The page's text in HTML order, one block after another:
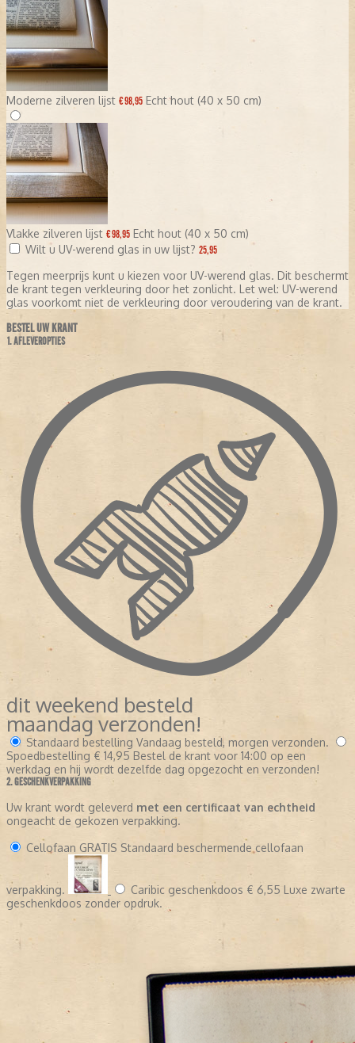
Moderne zilveren lijst € 98,95 Echt hout (40 x 50 cm)
Vlakke zilveren lijst € 98,95 Echt hout (40 x 50 cm)
Wilt u UV-werend glas in uw lijst? 25,95
Tegen meerprijs kunt u kiezen voor UV-werend glas. Dit beschermt
de krant tegen verkleuring door het zonlicht. Let wel: UV-werend
glas voorkomt niet de verkleuring door veroudering van de krant.
BESTEL UW KRANT
1. AFLEVEROPTIES
dit weekend besteld
maandag verzonden!
Standaard bestelling Vandaag besteld, morgen verzonden.
Spoedbestelling € 14,95 Bestel de krant voor 14:00 op een
werkdag en hij wordt dezelfde dag opgezocht en verzonden!
2. GESCHENKVERPAKKING
Uw krant wordt geleverd met een certificaat van echtheid
ongeacht de gekozen verpakking.
Cellofaan GRATIS Standaard beschermende cellofaan
verpakking. Caribic geschenkdoos € 6,55 Luxe zwarte
geschenkdoos zonder opdruk.